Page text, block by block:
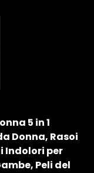
5 in 1
Donna, Rasoi
Indolori per
Peli del